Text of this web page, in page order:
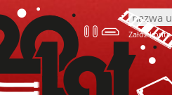
Załóż konto